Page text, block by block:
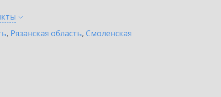
, Рязанская область, Смоленская